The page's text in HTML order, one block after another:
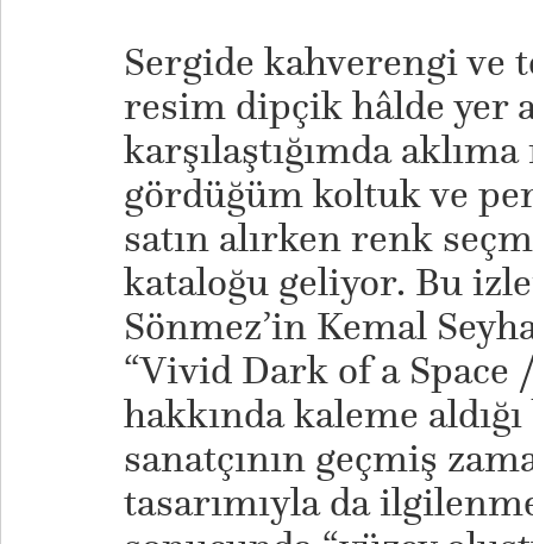
Sergide kahverengi ve
resim dipçik hâlde yer
karşılaştığımda
gördüğüm koltuk ve
satın alırken renk
kataloğu geliyor. Bu
Sönmez’in Kemal
“Vivid Dark of a
hakkında kaleme
sanatçının geçmiş
tasarımıyla da